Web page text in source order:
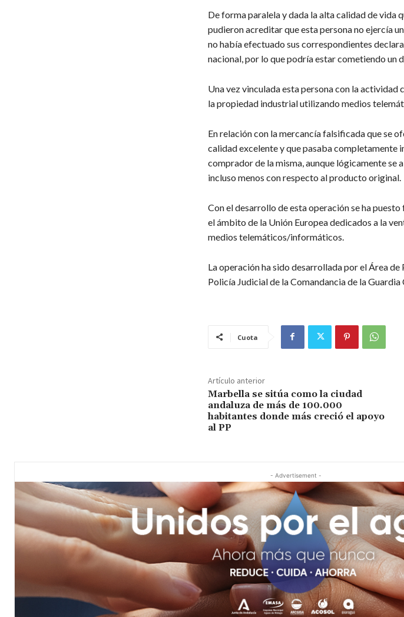
De forma paralela y dada la alta calidad de vida
pudieron acreditar que esta persona no ejercía
no había efectuado sus correspondientes
nacional, por lo que podría estar cometiendo un
Una vez vinculada esta persona con la
la propiedad industrial utilizando medios
En relación con la mercancía falsificada que se
calidad excelente y que pasaba
comprador de la misma, aunque lógicamente se
incluso menos con respecto al producto original.
Con el desarrollo de esta operación se ha
el ámbito de la Unión Europea dedicados a la
medios telemáticos/informáticos.
La operación ha sido desarrollada por el Área
Policía Judicial de la Comandancia de la
Cuota
Artículo anterior
Marbella se sitúa como la ciudad
andaluza de más de 100.000
habitantes donde más creció el apoyo
al PP
- Advertisement -